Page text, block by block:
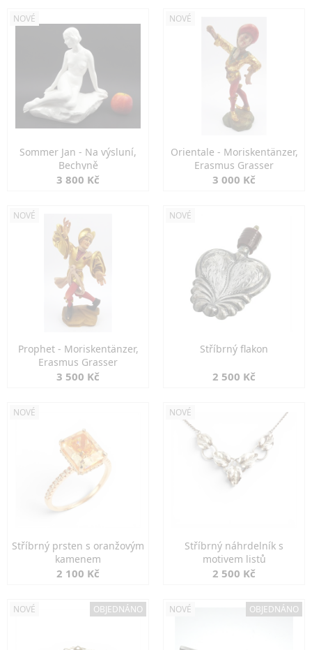
NOVÉ
Sommer Jan - Na výsluní,
Bechyně
3 800 Kč
NOVÉ
Orientale - Moriskentänzer,
Erasmus Grasser
3 000 Kč
NOVÉ
Prophet - Moriskentänzer,
Erasmus Grasser
3 500 Kč
NOVÉ
Stříbrný flakon
2 500 Kč
NOVÉ
Stříbrný prsten s oranžovým
kamenem
2 100 Kč
NOVÉ
Stříbrný náhrdelník s
motivem listů
2 500 Kč
NOVÉ OBJEDNÁNO NOVÉ OBJEDNÁNO